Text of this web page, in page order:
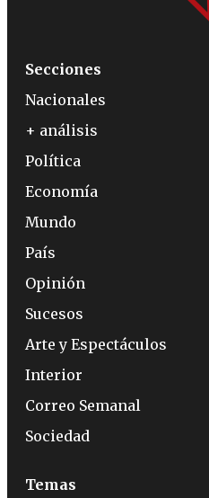
Secciones
Nacionales
+ análisis
Política
Economía
Mundo
País
Opinión
Sucesos
Arte y Espectáculos
Interior
Correo Semanal
Sociedad
Temas